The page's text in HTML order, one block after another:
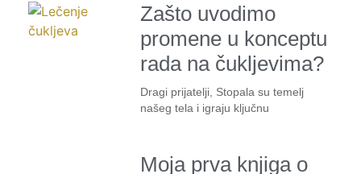
Zašto uvodimo
promene u konceptu
rada na čukljevima?
Dragi prijatelji, Stopala su temelj
našeg tela i igraju ključnu
Moja prva knjiga o